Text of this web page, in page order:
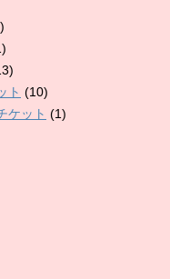
ト (10)
ケット (1)